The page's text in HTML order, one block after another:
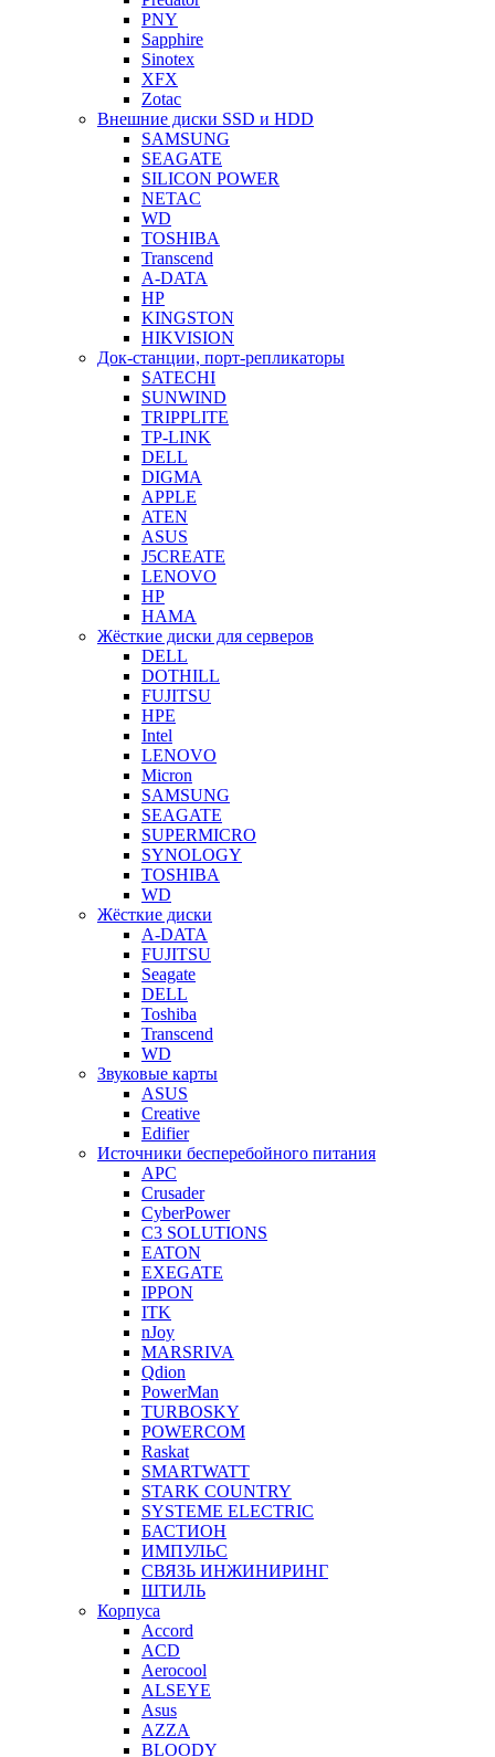
PNY
Sapphire
Sinotex
XFX
Zotac
Внешние диски SSD и HDD
SAMSUNG
SEAGATE
SILICON POWER
NETAC
WD
TOSHIBA
Transcend
A-DATA
HP
KINGSTON
HIKVISION
Док-станции, порт-репликаторы
SATECHI
SUNWIND
TRIPPLITE
TP-LINK
DELL
DIGMA
APPLE
ATEN
ASUS
J5CREATE
LENOVO
HP
HAMA
Жёсткие диски для серверов
DELL
DOTHILL
FUJITSU
HPE
Intel
LENOVO
Micron
SAMSUNG
SEAGATE
SUPERMICRO
SYNOLOGY
TOSHIBA
WD
Жёсткие диски
A-DATA
FUJITSU
Seagate
DELL
Toshiba
Transcend
WD
Звуковые карты
ASUS
Creative
Edifier
Источники бесперебойного питания
APC
Crusader
CyberPower
C3 SOLUTIONS
EATON
EXEGATE
IPPON
ITK
nJoy
MARSRIVA
Qdion
PowerMan
TURBOSKY
POWERCOM
Raskat
SMARTWATT
STARK COUNTRY
SYSTEME ELECTRIC
БАСТИОН
ИМПУЛЬС
СВЯЗЬ ИНЖИНИРИНГ
ШТИЛЬ
Корпуса
Accord
ACD
Aerocool
ALSEYE
Asus
AZZA
BLOODY